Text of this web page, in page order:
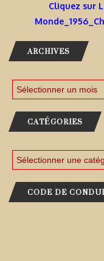
Cliquez sur
ARCHIVES
CATÉGORIES
CODE DE